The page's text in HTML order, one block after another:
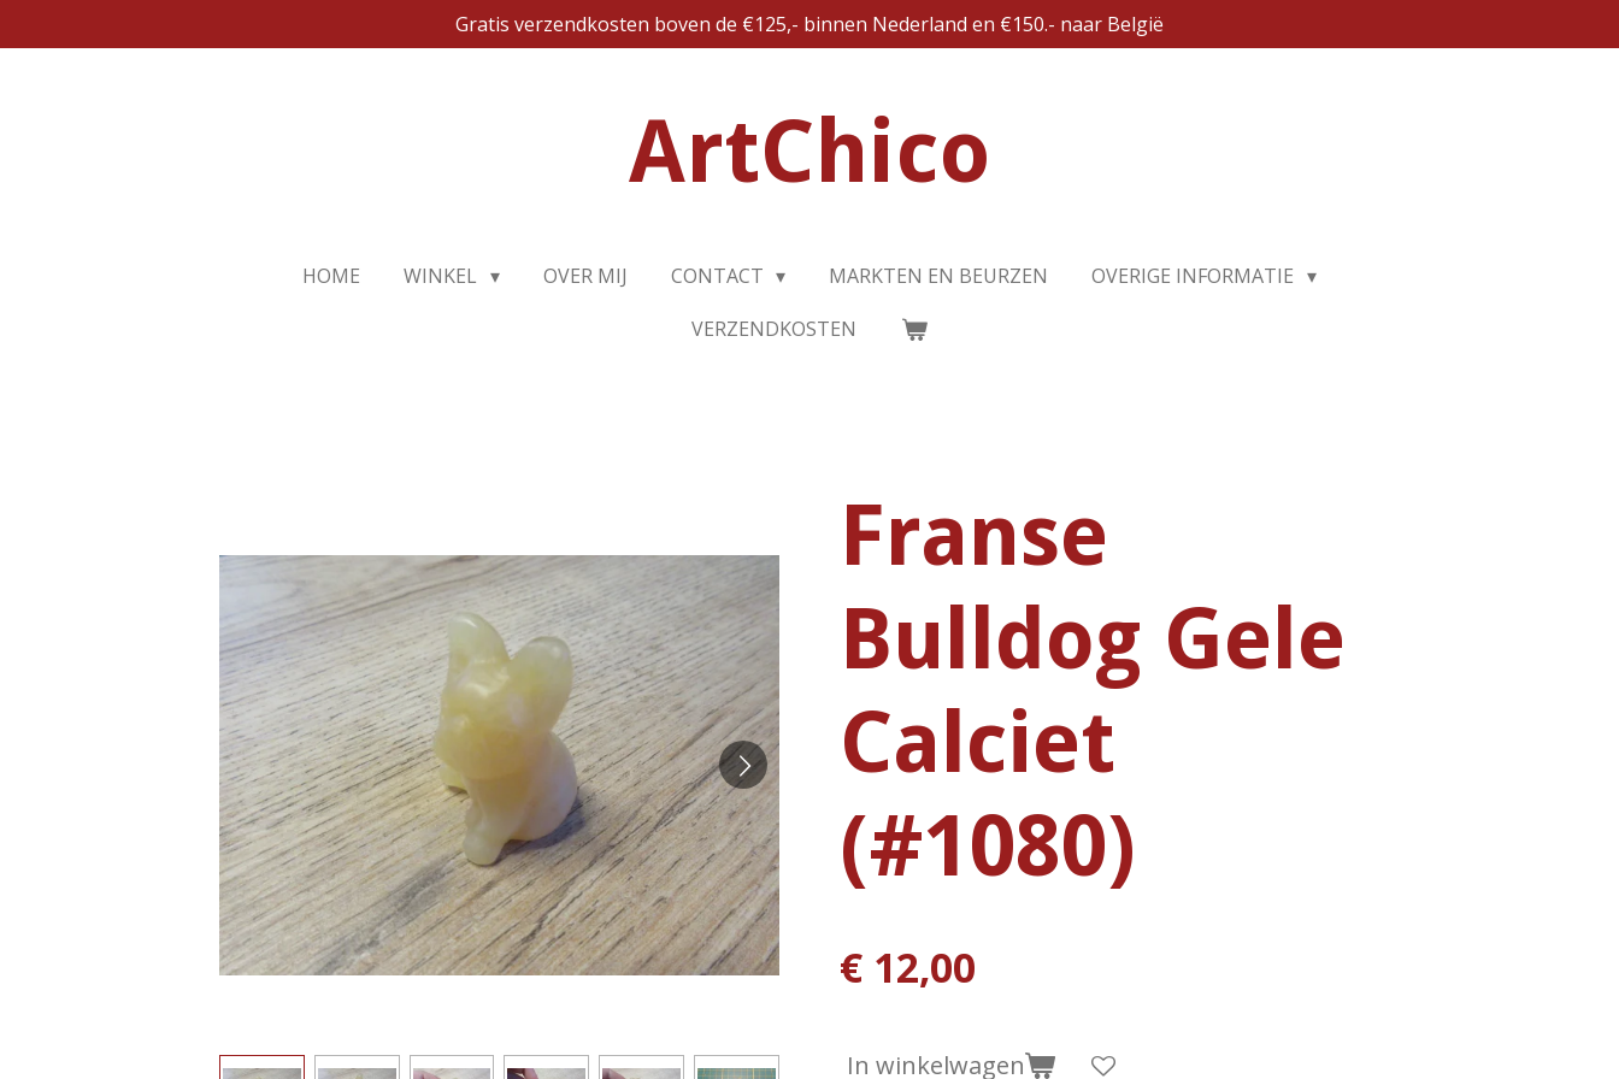
direct
Gratis verzendkosten boven de €125,- binnen Nederland en €150.- naar België
ArtChico
HOME WINKEL OVER MIJ CONTACT MARKTEN EN BEURZEN
OVERIGE INFORMATIE
VERZENDKOSTEN
Franse
Bulldog Gele
Calciet
(#1080)
€ 12,00
In winkelwagen